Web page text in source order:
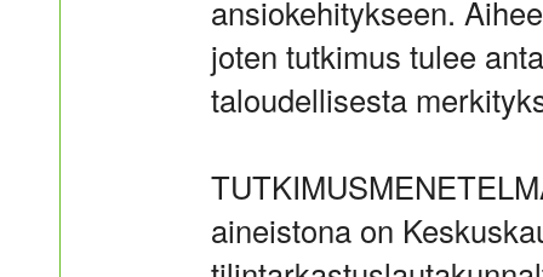
ansiokehitykseen.
joten tutkimus tulee
taloudellisesta
aineistona on